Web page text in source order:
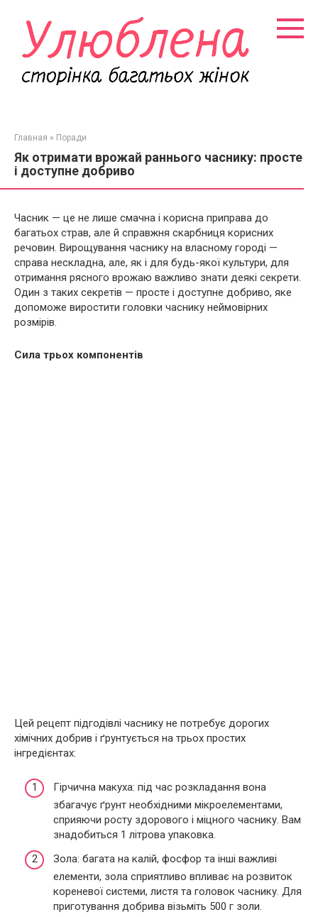
контенту
Главная » Поради
Як отримати врожай раннього часнику: просте
і доступне добриво
Часник — це не лише смачна і корисна приправа до
багатьох страв, але й справжня скарбниця корисних
речовин. Вирощування часнику на власному городі —
справа нескладна, але, як і для будь-якої культури, для
отримання рясного врожаю важливо знати деякі секрети.
Один з таких секретів — просте і доступне добриво, яке
допоможе виростити головки часнику неймовірних
розмірів.
Сила трьох компонентів
Цей рецепт підгодівлі часнику не потребує дорогих
хімічних добрив і ґрунтується на трьох простих
інгредієнтах:
Гірчична макуха: під час розкладання вона
збагачує ґрунт необхідними мікроелементами,
сприяючи росту здорового і міцного часнику. Вам
знадобиться 1 літрова упаковка.
Зола: багата на калій, фосфор та інші важливі
елементи, зола сприятливо впливає на розвиток
кореневої системи, листя та головок часнику. Для
приготування добрива візьміть 500 г золи.